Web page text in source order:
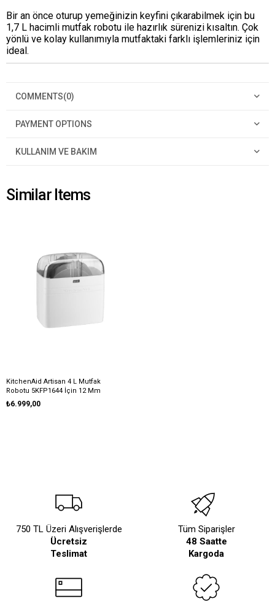
Bir an önce oturup yemeğinizin keyfini çıkarabilmek için bu
1,7 L hacimli mutfak robotu ile hazırlık sürenizi kısaltın. Çok
yönlü ve kolay kullanımıyla mutfaktaki farklı işlemleriniz için
ideal.
COMMENTS(0)
PAYMENT OPTIONS
KULLANIM VE BAKIM
Similar Items
KitchenAid Artisan 4 L Mutfak
Robotu 5KFP1644 İçin 12 Mm
Dilimleme Seti - 5KFP16DC12
₺6.999,00
750 TL Üzeri Alışverişlerde
Ücretsiz
Teslimat
Tüm Siparişler
48 Saatte
Kargoda